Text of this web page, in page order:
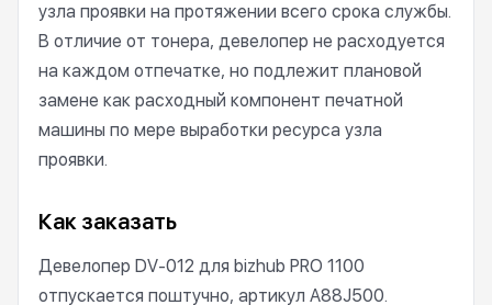
узла проявки на протяжении всего срока службы.
В отличие от тонера, девелопер не расходуется
на каждом отпечатке, но подлежит плановой
замене как расходный компонент печатной
машины по мере выработки ресурса узла
проявки.
Как заказать
Девелопер DV-012 для bizhub PRO 1100
отпускается поштучно, артикул A88J500.